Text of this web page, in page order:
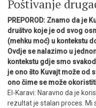
Poštivanje
PREPOROD: Znamo da je
društvo koje je od svog
(mehku moć) u kontekstu
Ovdje se nalazimo u
kontekstu gdje smo
je ono što Kuvajt može od
ono čime se može
El-Karavi: Naravno da je
rezultat je stalan proces. Mi